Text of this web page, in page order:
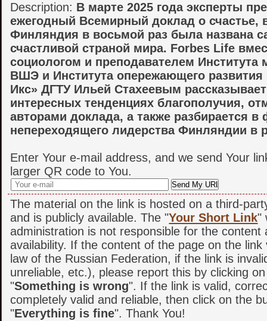
Description: В марте 2025 года эксперты
ежегодный Всемирный доклад о счастье,
Финляндия в восьмой раз была названа
счастливой страной мира. Forbes Life
социологом и преподавателем Института
ВШЭ и Института опережающего
Икс» ДГТУ Ильей Стахеевым
интересных тенденциях благополучия,
авторами доклада, а также разбирается
непереходящего лидерства Финляндии в
Enter Your e-mail address, and we send Your
larger QR code to You.
The material on the link is hosted on a third-
and is publicly available. The "Your Short Link"
administration is not responsible for the content
availability. If the content of the page on the link
law of the Russian Federation, if the link is
unreliable, etc.), please report this by clicking
"Something is wrong". If the link is valid,
completely valid and reliable, then click on the
"Everything is fine". Thank You!